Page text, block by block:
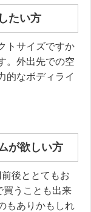
たい方
トサイズですか
。外出先での空
的なボディライ
が欲しい方
後ととてもお
買うことも出来
もありかもしれ